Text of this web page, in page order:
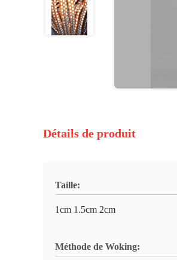
Détails de produit
Taille:
1cm 1.5cm 2cm
Méthode de Woking: